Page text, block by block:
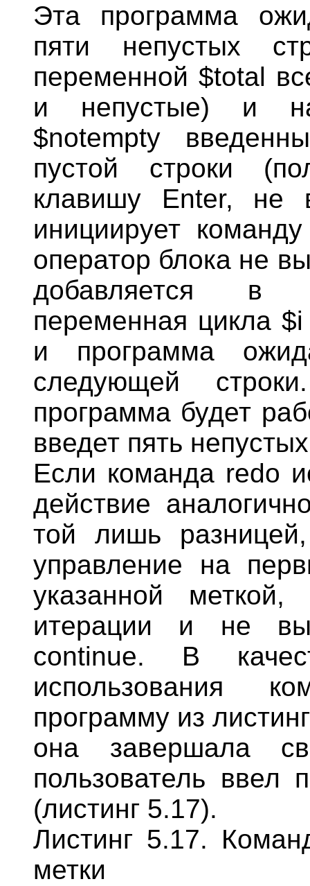
Эта программа
пяти непустых
переменной $total
и непустые) и
$notempty
пустой строки
клавишу Enter, не
инициирует
оператор блока не
добавляется в
переменная цикла
и программа
следующей
программа будет
введет пять
Если команда redo
действие
той лишь
управление на
указанной
итерации и не
continue. В
использования
программу из
она завершала
пользователь ввел
(листинг 5.17).
Листинг 5.17.
метки